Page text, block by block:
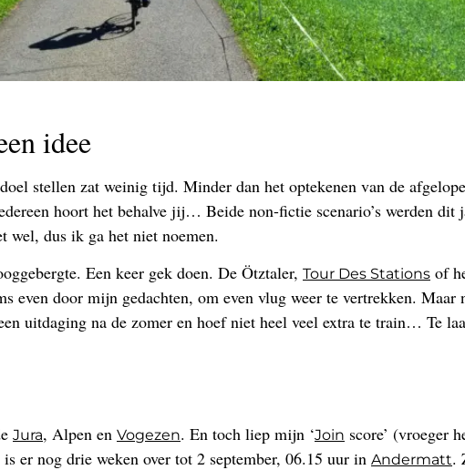
idee
stellen zat weinig tijd. Minder dan het optekenen van de
hoort het behalve jij… Beide non-fictie scenario’s werden
wel, dus ik ga het niet noemen.
Een keer gek doen. De Ötztaler, Tour Des Stations of
even door mijn gedachten, om even vlug weer te vertrekken.
uitdaging na de zomer en hoef niet heel veel extra te train… Te
Jura, Alpen en Vogezen. En toch liep mijn ‘Join score’ (vroeger
er nog drie weken over tot 2 september, 06.15 uur in Andermatt.